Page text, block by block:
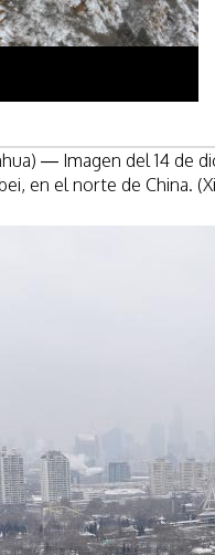
— Imagen del 14 de
en el norte de China.